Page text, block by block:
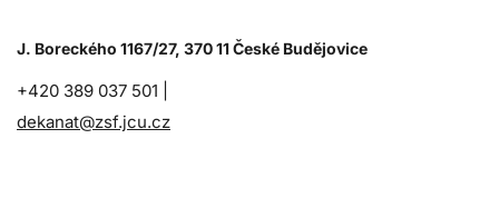
J. Boreckého 1167/27, 370 11 České Budějovice
+420 389 037 501 |
dekanat@zsf.jcu.cz